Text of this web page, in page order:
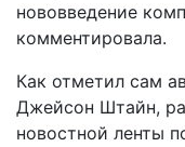
нововведение
комментировала.
Как отметил сам
Джейсон Штайн,
новостной ленты